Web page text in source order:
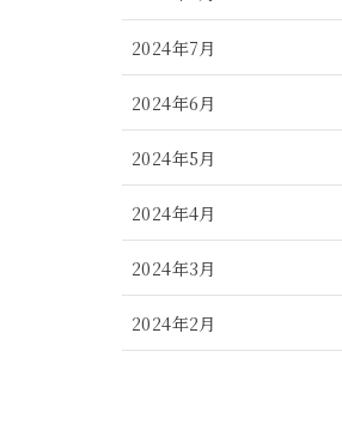
2024年7月
2024年6月
2024年5月
2024年4月
2024年3月
2024年2月